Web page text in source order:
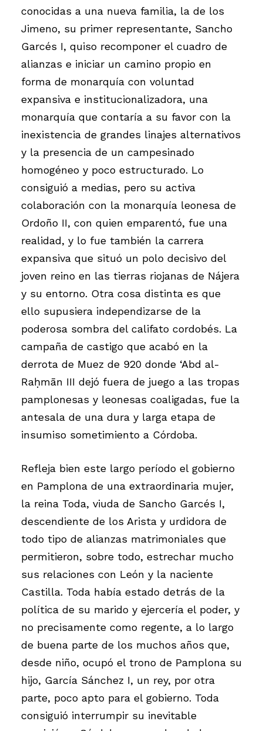
conocidas a una nueva familia, la de los
Jimeno, su primer representante, Sancho
Garcés I, quiso recomponer el cuadro de
alianzas e iniciar un camino propio en
forma de monarquía con voluntad
expansiva e institucionalizadora, una
monarquía que contaría a su favor con la
inexistencia de grandes linajes alternativos
y la presencia de un campesinado
homogéneo y poco estructurado. Lo
consiguió a medias, pero su activa
colaboración con la monarquía leonesa de
Ordoño II, con quien emparentó, fue una
realidad, y lo fue también la carrera
expansiva que situó un polo decisivo del
joven reino en las tierras riojanas de Nájera
y su entorno. Otra cosa distinta es que
ello supusiera independizarse de la
poderosa sombra del califato cordobés. La
campaña de castigo que acabó en la
derrota de Muez de 920 donde ‘Abd al-
Raḥmān III dejó fuera de juego a las tropas
pamplonesas y leonesas coaligadas, fue la
antesala de una dura y larga etapa de
insumiso sometimiento a Córdoba.
Refleja bien este largo período el gobierno
en Pamplona de una extraordinaria mujer,
la reina Toda, viuda de Sancho Garcés I,
descendiente de los Arista y urdidora de
todo tipo de alianzas matrimoniales que
permitieron, sobre todo, estrechar mucho
sus relaciones con León y la naciente
Castilla. Toda había estado detrás de la
política de su marido y ejercería el poder, y
no precisamente como regente, a lo largo
de buena parte de los muchos años que,
desde niño, ocupó el trono de Pamplona su
hijo, García Sánchez I, un rey, por otra
parte, poco apto para el gobierno. Toda
consiguió interrumpir su inevitable